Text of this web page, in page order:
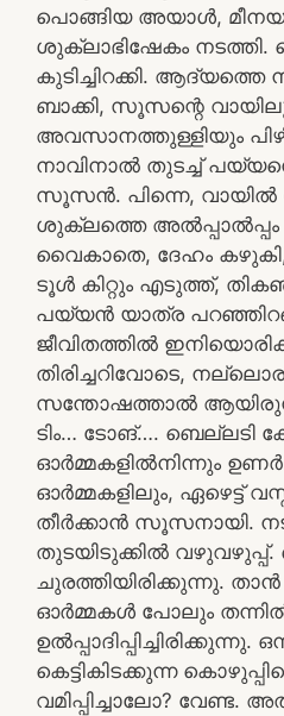
പൊങ്ങിയ അയാൾ,
ശുക്ലാഭിഷേകം
കുടിച്ചിറക്കി. ആദ്യത്തെ
ബാക്കി, സൂസന്റെ
അവസാനത്തുള്ളിയും
നാവിനാൽ തുടച്ച്
സൂസൻ. പിന്നെ, വായിൽ
ശുക്ലത്തെ അൽപ്പാൽപ്പം
വൈകാതെ, ദേഹം കഴുകി,
ടൂൾ കിറ്റും എടുത്ത്,
പയ്യൻ യാത്ര
ജീവിതത്തിൽ
തിരിച്ചറിവോടെ, നല്ലൊരു
സന്തോഷത്താൽ
ടിം… ടോങ്…. ബെല്ലടി
ഓർമ്മകളിൽനിന്നും
ഓർമ്മകളിലും, ഏഴെട്ട്
തീർക്കാൻ സൂസനായി.
തുടയിടുക്കിൽ
ചുരത്തിയിരിക്കുന്നു.
ഓർമ്മകൾ പോലും
ഉൽപ്പാദിപ്പിച്ചിരിക്കുന്നു.
കെട്ടികിടക്കുന്ന
വമിപ്പിച്ചാലോ? വേണ്ട.